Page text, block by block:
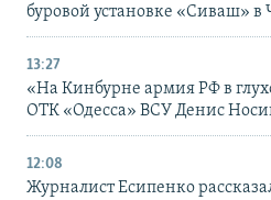
буровой установке «Сиваш» в
13:27
«На Кинбурне армия РФ в
ОТК «Одесса» ВСУ Денис
12:08
Журналист Есипенко